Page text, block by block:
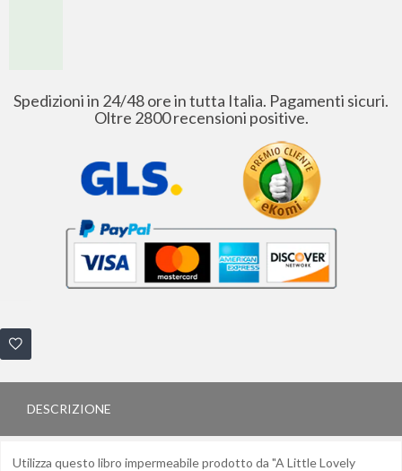
Spedizioni in 24/48 ore in tutta Italia. Pagamenti sicuri.
Oltre 2800 recensioni positive.
DESCRIZIONE
Utilizza questo libro impermeabile prodotto da "A Little Lovely